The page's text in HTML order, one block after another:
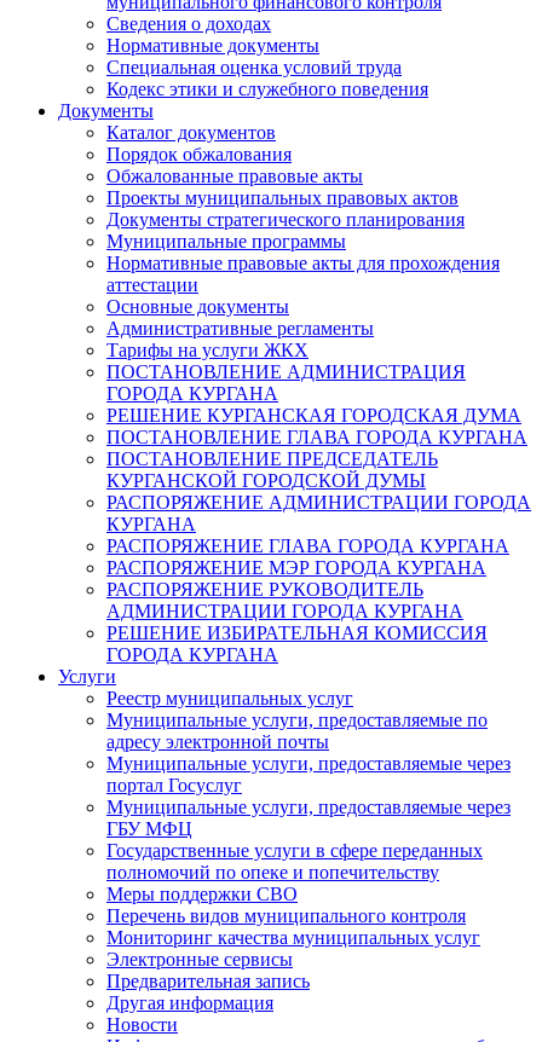
Сведения о доходах
Нормативные документы
Специальная оценка условий труда
Кодекс этики и служебного поведения
Документы
Каталог документов
Порядок обжалования
Обжалованные правовые акты
Проекты муниципальных правовых актов
Документы стратегического планирования
Муниципальные программы
Нормативные правовые акты для прохождения
аттестации
Основные документы
Административные регламенты
Тарифы на услуги ЖКХ
ПОСТАНОВЛЕНИЕ АДМИНИСТРАЦИЯ
ГОРОДА КУРГАНА
РЕШЕНИЕ КУРГАНСКАЯ ГОРОДСКАЯ ДУМА
ПОСТАНОВЛЕНИЕ ГЛАВА ГОРОДА КУРГАНА
ПОСТАНОВЛЕНИЕ ПРЕДСЕДАТЕЛЬ
КУРГАНСКОЙ ГОРОДСКОЙ ДУМЫ
РАСПОРЯЖЕНИЕ АДМИНИСТРАЦИИ ГОРОДА
КУРГАНА
РАСПОРЯЖЕНИЕ ГЛАВА ГОРОДА КУРГАНА
РАСПОРЯЖЕНИЕ МЭР ГОРОДА КУРГАНА
РАСПОРЯЖЕНИЕ РУКОВОДИТЕЛЬ
АДМИНИСТРАЦИИ ГОРОДА КУРГАНА
РЕШЕНИЕ ИЗБИРАТЕЛЬНАЯ КОМИССИЯ
ГОРОДА КУРГАНА
Услуги
Реестр муниципальных услуг
Муниципальные услуги, предоставляемые по
адресу электронной почты
Муниципальные услуги, предоставляемые через
портал Госуслуг
Муниципальные услуги, предоставляемые через
ГБУ МФЦ
Государственные услуги в сфере переданных
полномочий по опеке и попечительству
Меры поддержки СВО
Перечень видов муниципального контроля
Мониторинг качества муниципальных услуг
Электронные сервисы
Предварительная запись
Другая информация
Новости